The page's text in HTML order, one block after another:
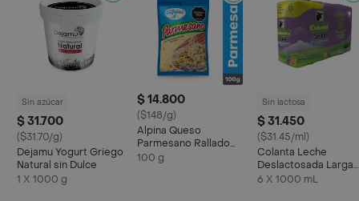
Sin azúcar
$ 31.700
($31.70/g)
Dejamu Yogurt Griego
Natural sin Dulce
1 X 1000 g
$ 14.800
($148/g)
Alpina Queso
Parmesano Rallado
100 g
100 g
Sin lactosa
$ 31.450
($31.45/ml)
Colanta Leche
Deslactosada Larga
Vida
6 X 1000 mL